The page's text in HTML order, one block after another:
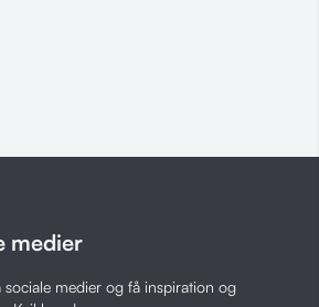
medier
sociale medier og få inspiration og